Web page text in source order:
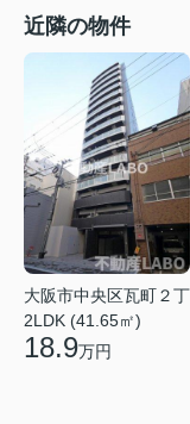
近隣の物件
大阪市中央区瓦町２丁
2LDK (41.65㎡)
18.9万円